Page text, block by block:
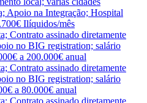
Apoio na Integração; Hospital
Ilíquidos/mês
Contrato assinado diretamente
no BIG registration; salário
a 200.000€ anual
Contrato assinado diretamente
no BIG registration; salário
a 80.000€ anual
Contrato assinado diretamente